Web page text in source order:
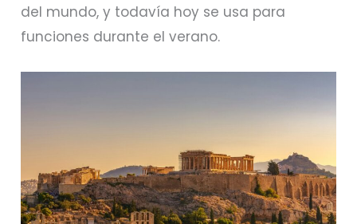
del mundo, y todavía hoy se usa para
funciones durante el verano.